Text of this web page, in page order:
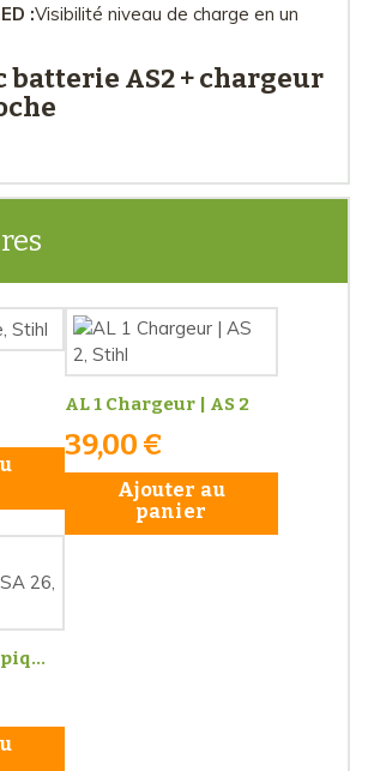
:Visibilité niveau de charge en un
batterie AS2 + chargeur
AL 1 Chargeur | AS 2
39,00 €
Ajouter au
panier